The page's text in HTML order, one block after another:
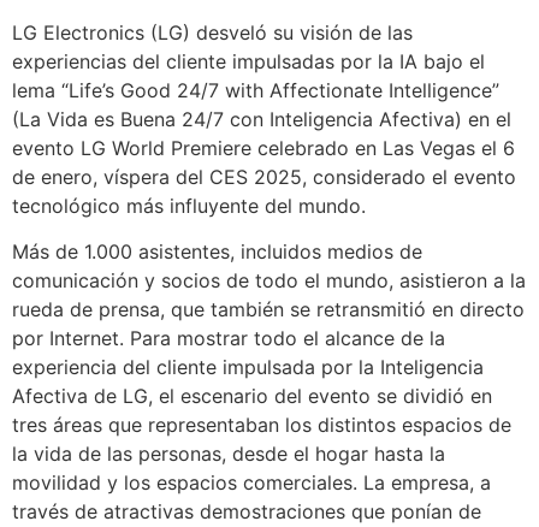
LG Electronics (LG) desveló su visión de las
experiencias del cliente impulsadas por la IA bajo el
lema “Life’s Good 24/7 with Affectionate Intelligence”
(La Vida es Buena 24/7 con Inteligencia Afectiva) en el
evento LG World Premiere celebrado en Las Vegas el 6
de enero, víspera del CES 2025, considerado el evento
tecnológico más influyente del mundo.
Más de 1.000 asistentes, incluidos medios de
comunicación y socios de todo el mundo, asistieron a la
rueda de prensa, que también se retransmitió en directo
por Internet. Para mostrar todo el alcance de la
experiencia del cliente impulsada por la Inteligencia
Afectiva de LG, el escenario del evento se dividió en
tres áreas que representaban los distintos espacios de
la vida de las personas, desde el hogar hasta la
movilidad y los espacios comerciales. La empresa, a
través de atractivas demostraciones que ponían de